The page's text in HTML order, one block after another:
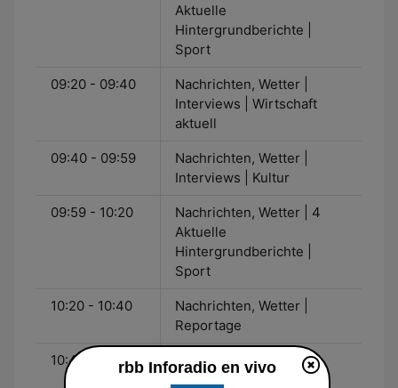
Aktuelle
Hintergrundberichte |
Sport
09:20 - 09:40
Nachrichten, Wetter |
Interviews | Wirtschaft
aktuell
09:40 - 09:59
Nachrichten, Wetter |
Interviews | Kultur
09:59 - 10:20
Nachrichten, Wetter | 4
Aktuelle
Hintergrundberichte |
Sport
10:20 - 10:40
Nachrichten, Wetter |
Reportage
10:40 - 11:00
Nachrichten, Wetter |
rbb Inforadio en vivo